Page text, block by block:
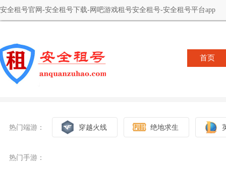
安全租号官网-安全租号下载-网吧游戏租号安全租号-安全租号平台app
首页
热门端游： 穿越火线 绝地求生
热门手游：